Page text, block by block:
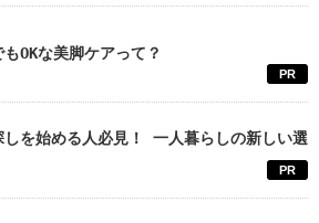
OKな美脚ケアって？
PR
しを始める人必見！ 一人暮らしの新しい選
PR